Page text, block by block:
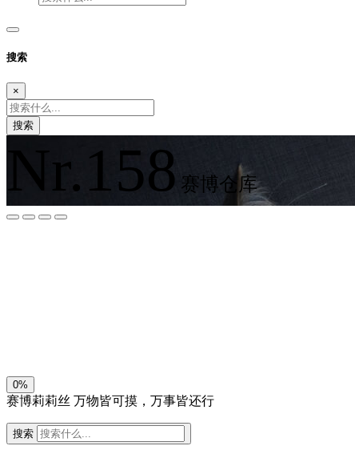
搜索
×
搜索
Nr.158 赛博仓库
0%
赛博莉莉丝 万物皆可摸，万事皆还行
搜索